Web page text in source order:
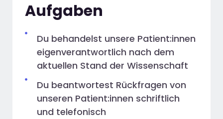
Aufgaben
Du behandelst unsere Patient:innen
eigenverantwortlich nach dem
aktuellen Stand der Wissenschaft
Du beantwortest Rückfragen von
unseren Patient:innen schriftlich
und telefonisch